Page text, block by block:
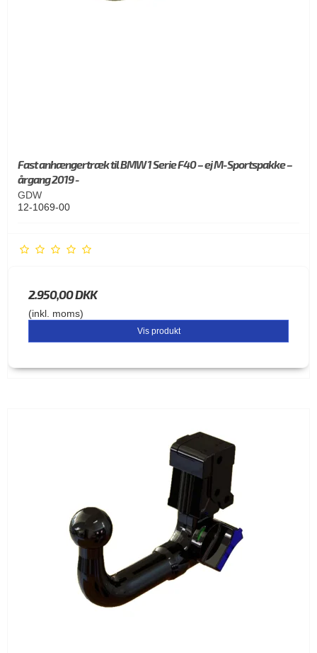
Fast anhængertræk til BMW 1 Serie F40 – ej M-Sportspakke –
årgang 2019 -
GDW
12-1069-00
2.950,00 DKK
(inkl. moms)
Vis produkt